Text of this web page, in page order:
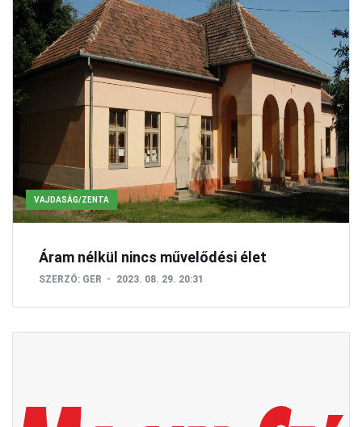
VAJDASÁG/ZENTA
Áram nélkül nincs művelődési élet
SZERZŐ: GER 2023. 08. 29. 20:31